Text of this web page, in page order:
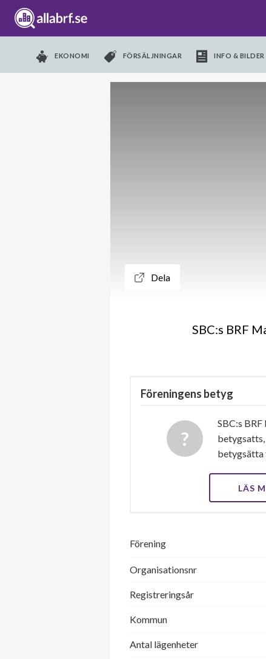
EKONOMI FÖRSÄLJNINGAR INFO & BILDER
Dela
SBC:s BRF
Föreningens betyg
SBC:s
betygsätta
LÄS
Förening
Organisationsnr
Registreringsår
Kommun
Antal lägenheter